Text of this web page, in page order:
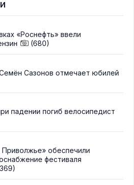
«Роснефть» ввели
(680)
Сазонов отмечает юбилей
падении погиб велосипедист
обеспечили
фестиваля